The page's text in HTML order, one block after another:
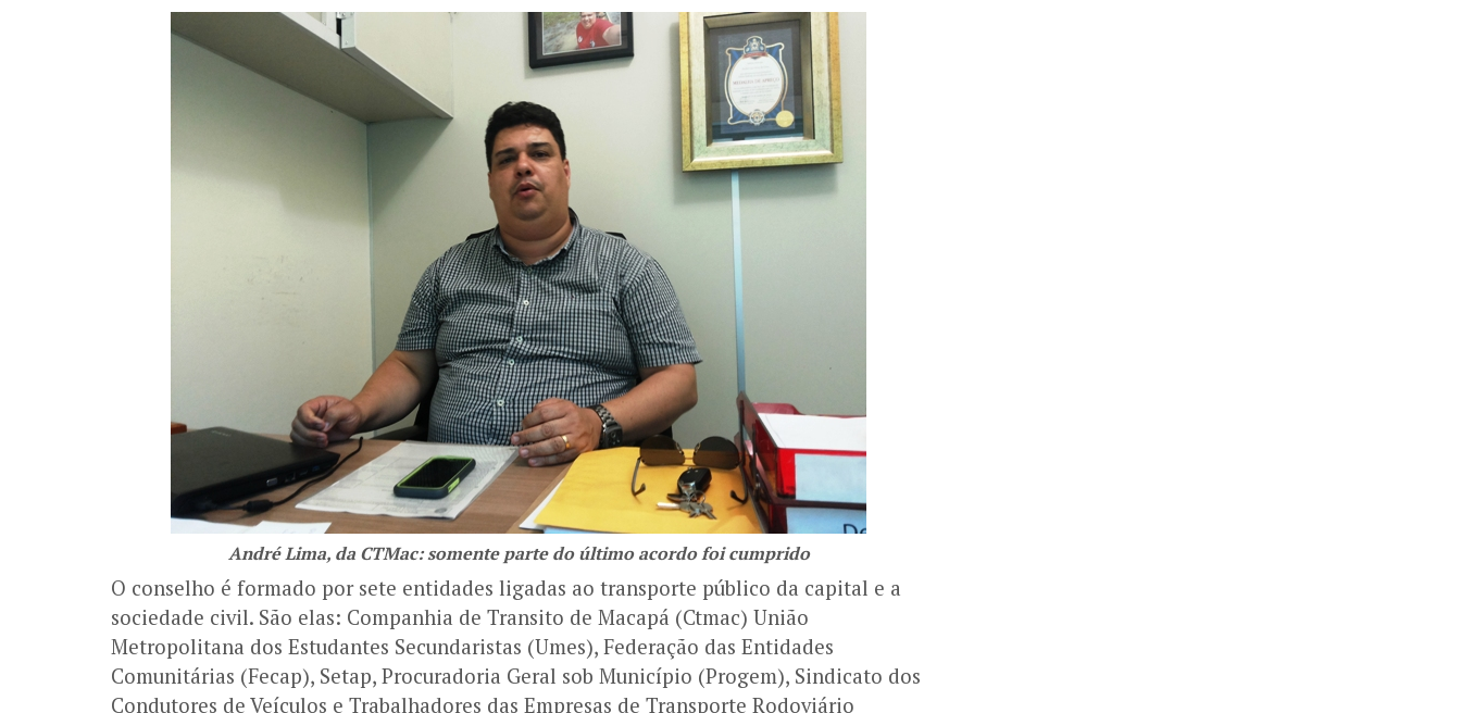
André Lima, da CTMac: somente parte do último acordo foi cumprido
O conselho é formado por sete entidades ligadas ao transporte público da capital e a
sociedade civil. São elas: Companhia de Transito de Macapá (Ctmac) União
Metropolitana dos Estudantes Secundaristas (Umes), Federação das Entidades
Comunitárias (Fecap), Setap, Procuradoria Geral sob Município (Progem), Sindicato dos
Condutores de Veículos e Trabalhadores das Empresas de Transporte Rodoviário